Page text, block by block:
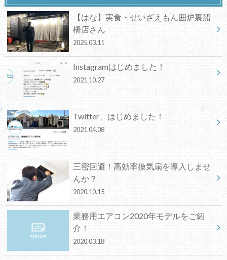
【はな】実食・せいざえもん囲炉裏船
橋店さん
2025.03.11
Instagramはじめました！
2021.10.27
Twitter、はじめました！
2021.04.08
三密回避！高効率換気扇を導入しませ
んか？
2020.10.15
業務用エアコン2020年モデルをご紹
介！
2020.03.18